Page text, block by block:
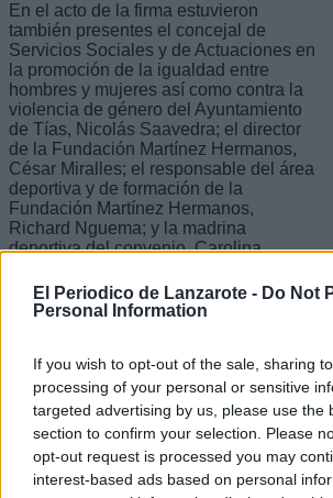
El Periodico de Lanzarote - Do Not
Personal Information
If you wish to opt-out of the sale, sharing
processing of your personal or sensitive
targeted advertising by us, please use the
section to confirm your selection. Please
opt-out request is processed you may
interest-based ads based on personal
En el acto de la firma estuvieron
también presentes el concejal de
Servicios Sociales y de Actuaciones en
la promoción de la igualdad entre
hombres y mujeres así como contra la
violencia de género del Ayuntamiento
de Tías, Nicolás Saavedra; el director
de la Fundación Martínez Hermanos,
César Miralles; el responsable del área
deportiva y de formación de la
Fundación Martínez Hermanos,
Richard Nguema; y la madrina
deportiva del convenio, Carolina
Ecuatorial varias acciones de carácter
socio-deportivas desde el año 2014. El
área deportiva forma parte de los ejes
estratégicos de la acción social de la
entidad. En el ámbito deportivo, la
Fundación organiza anualmente un
campus de baloncesto en verano y